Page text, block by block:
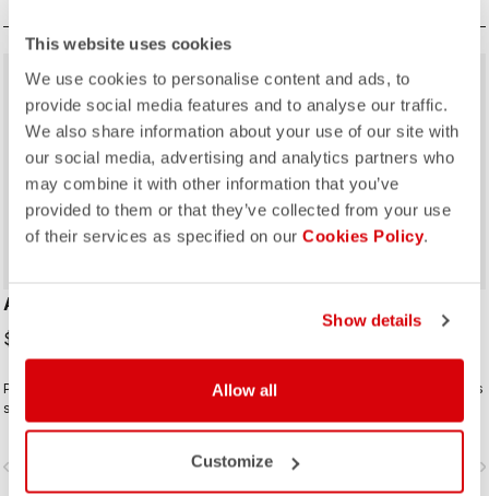
This website uses cookies
We use cookies to personalise content and ads, to
provide social media features and to analyse our traffic.
We also share information about your use of our site with
our social media, advertising and analytics partners who
may combine it with other information that you’ve
provided to them or that they’ve collected from your use
of their services as specified on our Cookies Policy.
Show details
Allow all
Customize
ROSSO CORSA
AERO RACE SHOECOVER
$135.00
Pour les jours où vous voulez
simplement vous protéger du vent
et de la pluie, sans vous sentir
épouse la forme de la chaussure
pour un ajustement parfait et une
navigate_next
Des couvre-chaussures polyvalents
Leur coupe extensible avec
niveau de confort par temps secs,
ainsi qu’une protection maximale
navigate_before